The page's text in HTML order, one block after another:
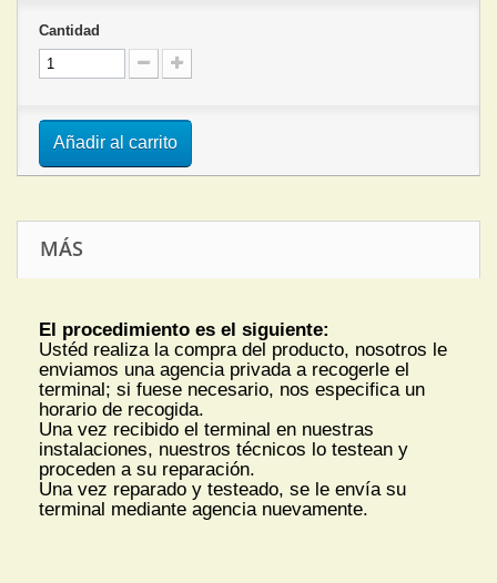
Cantidad
Añadir al carrito
MÁS
El procedimiento es el siguiente:
Ustéd realiza la compra del producto, nosotros le
enviamos una agencia privada a recogerle el
terminal; si fuese necesario, nos especifica un
horario de recogida.
Una vez recibido el terminal en nuestras
instalaciones, nuestros técnicos lo testean y
proceden a su reparación.
Una vez reparado y testeado, se le envía su
terminal mediante agencia nuevamente.